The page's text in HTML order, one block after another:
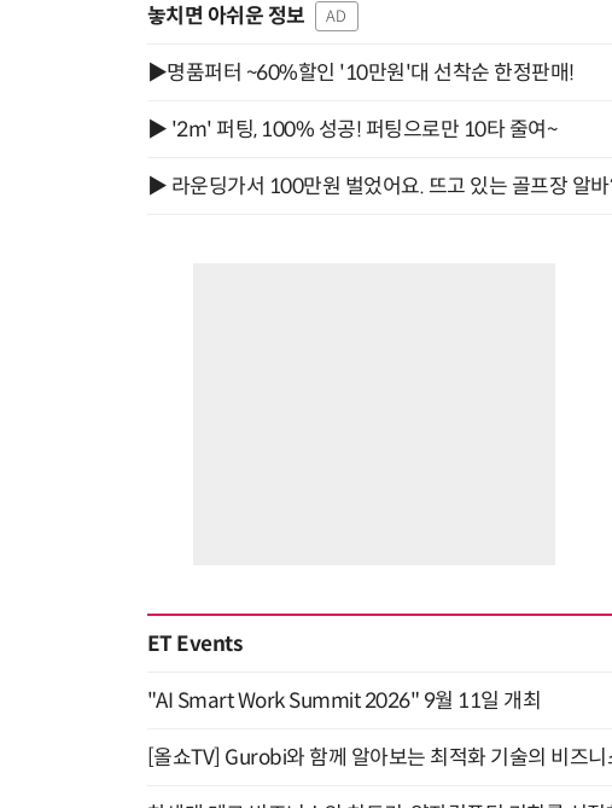
놓치면 아쉬운 정보 AD
▶명품퍼터 ~60%할인 '10만원'대 선착순 한정판매!
▶ '2m' 퍼팅, 100% 성공! 퍼팅으로만 10타 줄여~
▶ 라운딩가서 100만원 벌었어요. 뜨고 있는 골프장 알
ET Events
"AI Smart Work Summit 2026" 9월 11일 개최
[올쇼TV] Gurobi와 함께 알아보는 최적화 기술의 비즈